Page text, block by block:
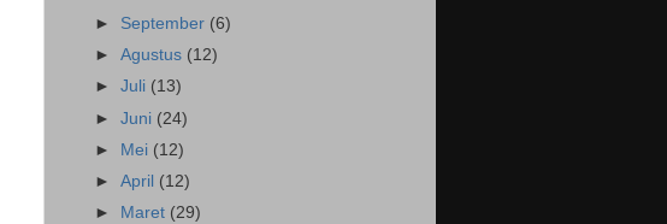
► September (6)
►Agustus (12)
►Juli (13)
►Juni (24)
► Mei (12)
►April (12)
►
Maret (29)